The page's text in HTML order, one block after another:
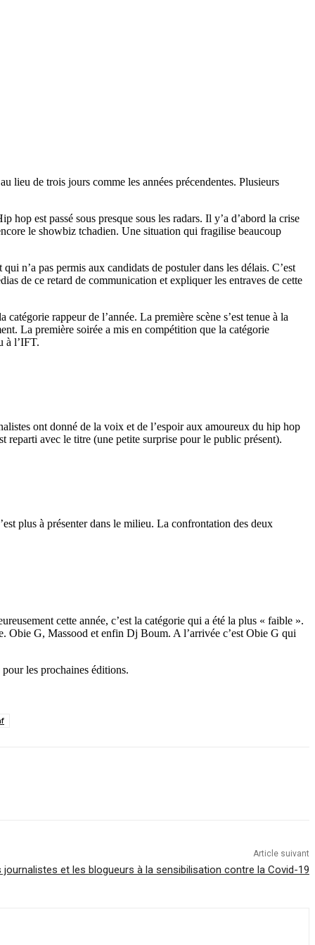
lieu de trois jours comme les années précendentes. Plusieurs
est passé sous presque sous les radars. Il y’a d’abord la crise
le showbiz tchadien. Une situation qui fragilise beaucoup
n’a pas permis aux candidats de postuler dans les délais. C’est
de ce retard de communication et expliquer les entraves de cette
rappeur de l’année. La première scène s’est tenue à la
La première soirée a mis en compétition que la catégorie
à l’IFT.
ont donné de la voix et de l’espoir aux amoureux du hip hop
reparti avec le titre (une petite surprise pour le public présent).
plus à présenter dans le milieu. La confrontation des deux
cette année, c’est la catégorie qui a été la plus « faible ».
Obie G, Massood et enfin Dj Boum. A l’arrivée c’est Obie G qui
les prochaines éditions.
Article suivant
journalistes et les blogueurs à la sensibilisation contre la Covid-19